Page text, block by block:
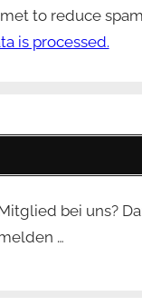
to reduce
is processed.
bei uns?
…